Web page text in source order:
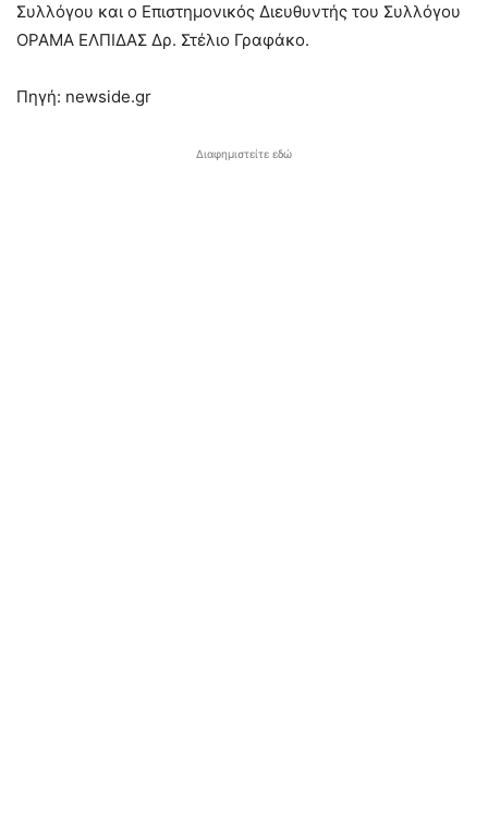
Συλλόγου και ο Επιστημονικός Διευθυντής του Συλλόγου
ΟΡΑΜΑ ΕΛΠΙΔΑΣ Δρ. Στέλιο Γραφάκο.
Πηγή: newside.gr
Διαφημιστείτε εδώ